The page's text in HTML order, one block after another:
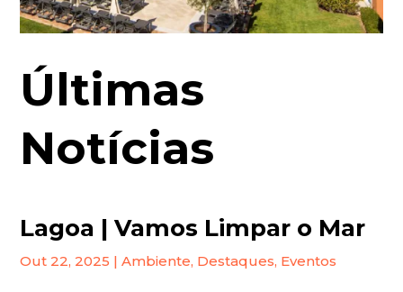
Últimas
Notícias
Lagoa | Vamos Limpar o Mar
Out 22, 2025 |Ambiente, Destaques, Eventos